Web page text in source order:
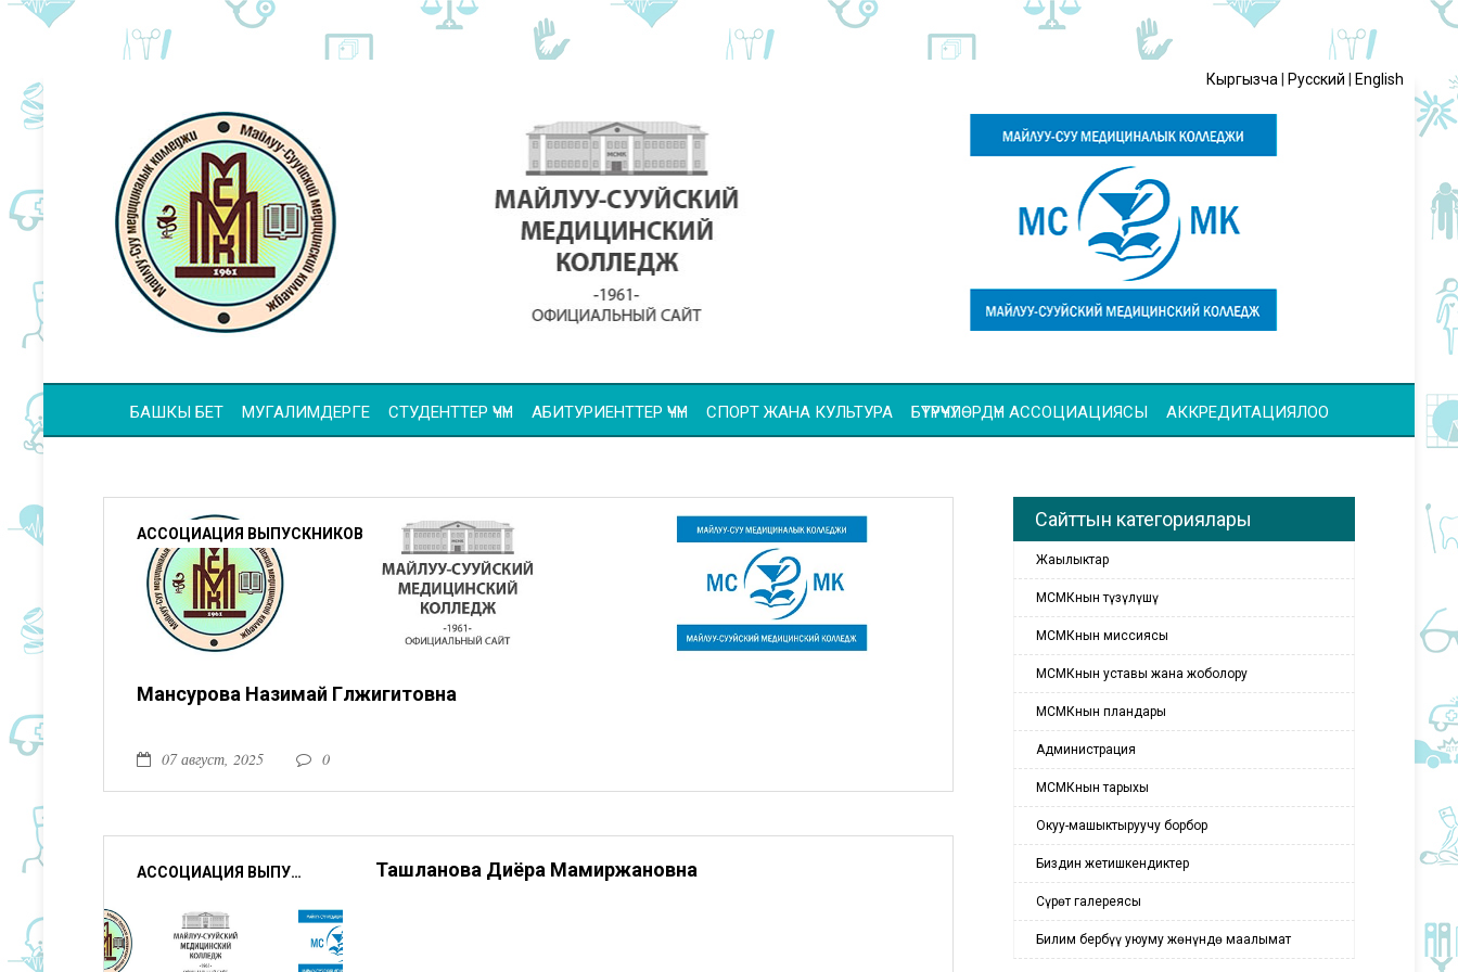
Кыргызча Русский English
БАШКЫ БЕТ МУГАЛИМДЕРГЕ СТУДЕНТТЕР ҮЧҮН АБИТУРИЕНТТЕР ҮЧҮН СПОРТ ЖАНА КУЛЬТУРА БҮТҮРҮҮЧҮЛӨРДҮН АССОЦИАЦИЯСЫ АККРЕДИТАЦИЯЛОО
АССОЦИАЦИЯ ВЫПУСКНИКОВ
Мансурова Назимай Гүлжигитовна
07 август, 2025 0
АССОЦИАЦИЯ ВЫПУСКНИКОВ Ташланова Диёра Мамиржановна
Сайттын категориялары
Жаңылыктар
МСМКнын түзүлүшү
МСМКнын миссиясы
МСМКнын уставы жана жоболору
МСМКнын пландары
Администрация
МСМКнын тарыхы
Окуу-машыктыруучу борбор
Биздин жетишкендиктер
Сүрөт галереясы
Билим бербүү уюуму жөнүндө маалымат